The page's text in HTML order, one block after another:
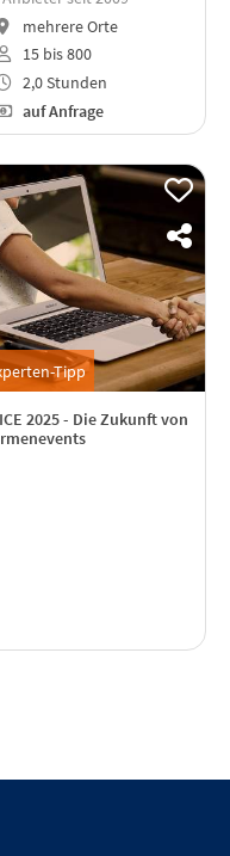
mehrere Orte
15 bis 800
2,0 Stunden
auf Anfrage
Tipp
2025 - Die Zukunft von